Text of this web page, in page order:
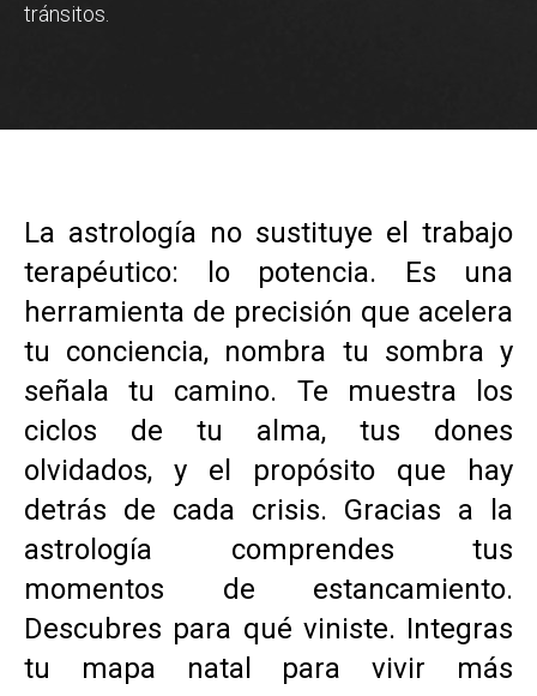
tránsitos.
La astrología no sustituye el trabajo
terapéutico: lo potencia. Es una
herramienta de precisión que acelera
tu conciencia, nombra tu sombra y
señala tu camino. Te muestra los
ciclos de tu alma, tus dones
olvidados, y el propósito que hay
detrás de cada crisis. Gracias a la
astrología comprendes tus
momentos de estancamiento.
Descubres para qué viniste. Integras
tu mapa natal para vivir más